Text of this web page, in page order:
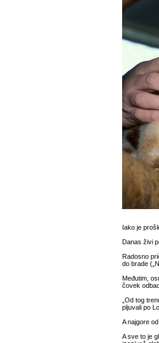
Iako je
Danas živi
Radosno
do brade
Međutim,
čovek
„Od tog
pljuvali po
A najgore
A sve to je